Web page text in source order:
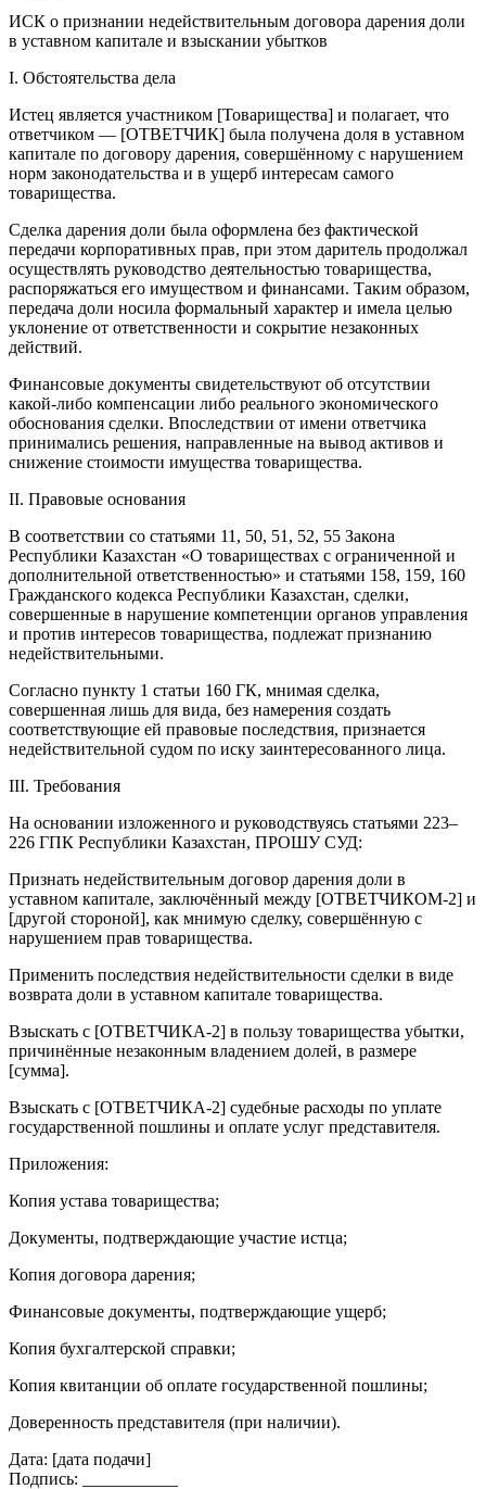
ИСК о признании недействительным договора дарения доли
в уставном капитале и взыскании убытков
I. Обстоятельства дела
Истец является участником [Товарищества] и полагает, что
ответчиком — [ОТВЕТЧИК] была получена доля в уставном
капитале по договору дарения, совершённому с нарушением
норм законодательства и в ущерб интересам самого
товарищества.
Сделка дарения доли была оформлена без фактической
передачи корпоративных прав, при этом даритель продолжал
осуществлять руководство деятельностью товарищества,
распоряжаться его имуществом и финансами. Таким образом,
передача доли носила формальный характер и имела целью
уклонение от ответственности и сокрытие незаконных
действий.
Финансовые документы свидетельствуют об отсутствии
какой-либо компенсации либо реального экономического
обоснования сделки. Впоследствии от имени ответчика
принимались решения, направленные на вывод активов и
снижение стоимости имущества товарищества.
II. Правовые основания
В соответствии со статьями 11, 50, 51, 52, 55 Закона
Республики Казахстан «О товариществах с ограниченной и
дополнительной ответственностью» и статьями 158, 159, 160
Гражданского кодекса Республики Казахстан, сделки,
совершенные в нарушение компетенции органов управления
и против интересов товарищества, подлежат признанию
недействительными.
Согласно пункту 1 статьи 160 ГК, мнимая сделка,
совершенная лишь для вида, без намерения создать
соответствующие ей правовые последствия, признается
недействительной судом по иску заинтересованного лица.
III. Требования
На основании изложенного и руководствуясь статьями 223–
226 ГПК Республики Казахстан, ПРОШУ СУД:
Признать недействительным договор дарения доли в
уставном капитале, заключённый между [ОТВЕТЧИКОМ-2] и
[другой стороной], как мнимую сделку, совершённую с
нарушением прав товарищества.
Применить последствия недействительности сделки в виде
возврата доли в уставном капитале товарищества.
Взыскать с [ОТВЕТЧИКА-2] в пользу товарищества убытки,
причинённые незаконным владением долей, в размере
[сумма].
Взыскать с [ОТВЕТЧИКА-2] судебные расходы по уплате
государственной пошлины и оплате услуг представителя.
Приложения:
Копия устава товарищества;
Документы, подтверждающие участие истца;
Копия договора дарения;
Финансовые документы, подтверждающие ущерб;
Копия бухгалтерской справки;
Копия квитанции об оплате государственной пошлины;
Доверенность представителя (при наличии).
Дата: [дата подачи]
Подпись: ___________